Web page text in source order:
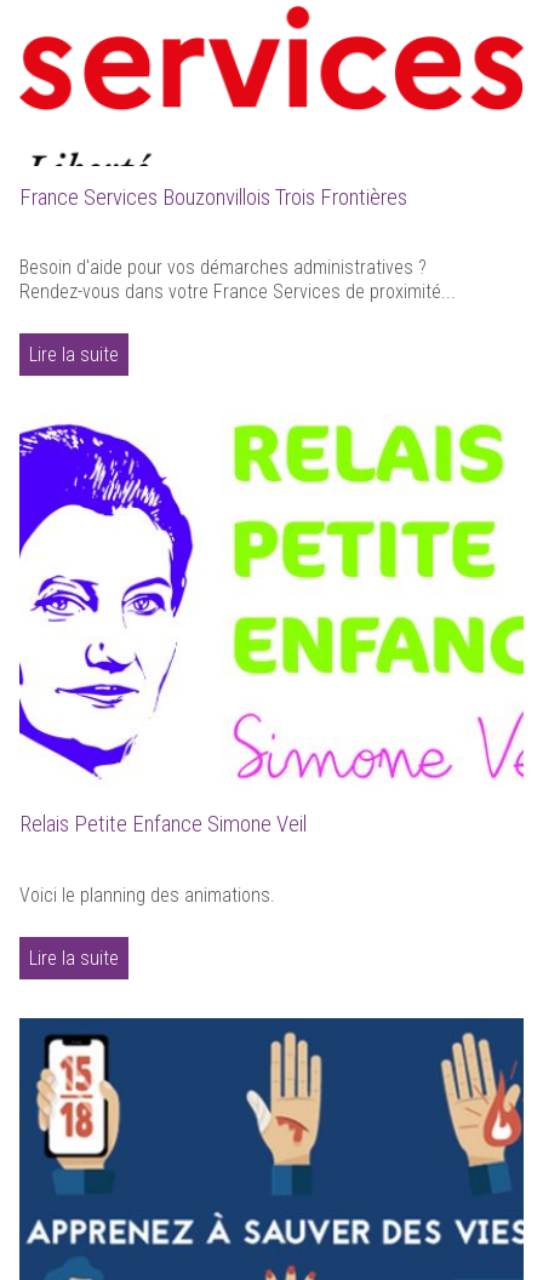
France Services Bouzonvillois Trois Frontières
Besoin d'aide pour vos démarches administratives ?
Rendez-vous dans votre France Services de proximité...
Lire la suite
Relais Petite Enfance Simone Veil
Voici le planning des animations.
Lire la suite